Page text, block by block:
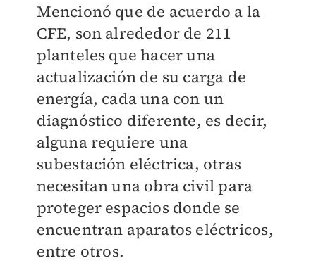
Mencionó que de acuerdo a la
CFE, son alrededor de 211
planteles que hacer una
actualización de su carga de
energía, cada una con un
diagnóstico diferente, es decir,
alguna requiere una
subestación eléctrica, otras
necesitan una obra civil para
proteger espacios donde se
encuentran aparatos eléctricos,
entre otros.